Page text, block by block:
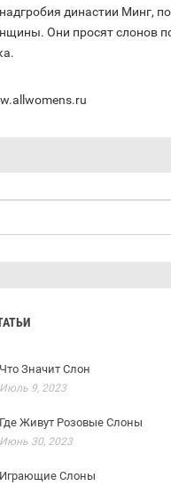
династии Минг,
Они просят слонов
Что Значит Слон
Июль 9, 2023
Где Живут Розовые Слоны
Июнь 30, 2023
Играющие Слоны